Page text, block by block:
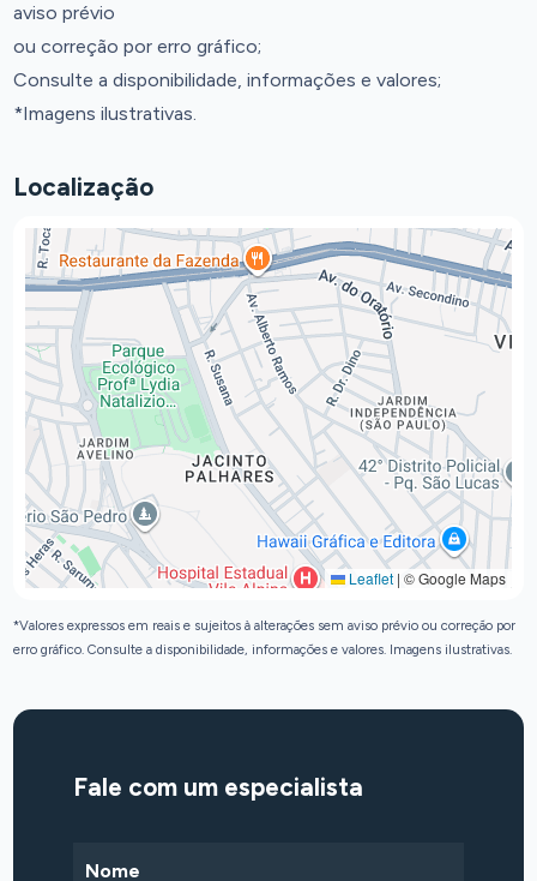
aviso prévio
ou correção por erro gráfico;
Consulte a disponibilidade, informações e valores;
*Imagens ilustrativas.
Localização
Leaflet | © Google Maps
*Valores expressos em reais e sujeitos à alterações sem aviso prévio ou correção por
erro gráfico. Consulte a disponibilidade, informações e valores. Imagens ilustrativas.
Fale com um especialista
Nome